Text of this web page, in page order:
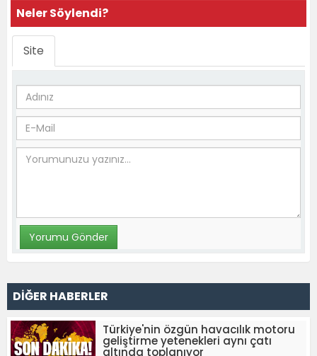
Neler Söylendi?
Site
DİĞER HABERLER
Türkiye'nin özgün havacılık motoru
geliştirme yetenekleri aynı çatı
altında toplanıyor